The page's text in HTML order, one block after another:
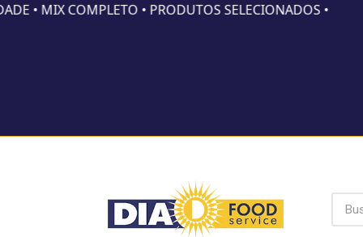
• MIX COMPLETO • PRODUTOS SELECIONADOS •